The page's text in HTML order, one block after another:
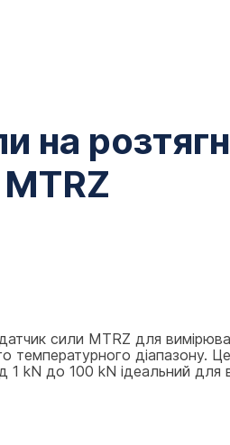
на
сили MTRZ для
температурного діапазону.
1 kN до 100 kN ідеальний